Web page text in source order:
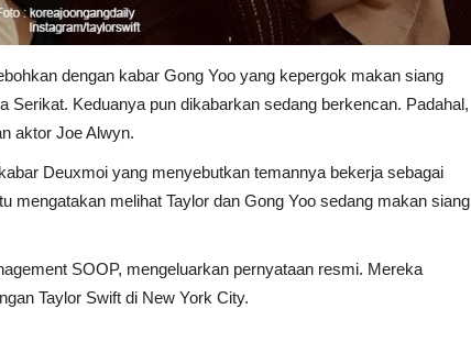
dengan kabar Gong Yoo yang kepergok makan siang
Serikat. Keduanya pun dikabarkan sedang berkencan. Padahal,
aktor Joe Alwyn.
Deuxmoi yang menyebutkan temannya bekerja sebagai
mengatakan melihat Taylor dan Gong Yoo sedang makan siang
SOOP, mengeluarkan pernyataan resmi. Mereka
Taylor Swift di New York City.